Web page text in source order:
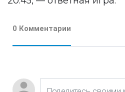
0 Комментарии